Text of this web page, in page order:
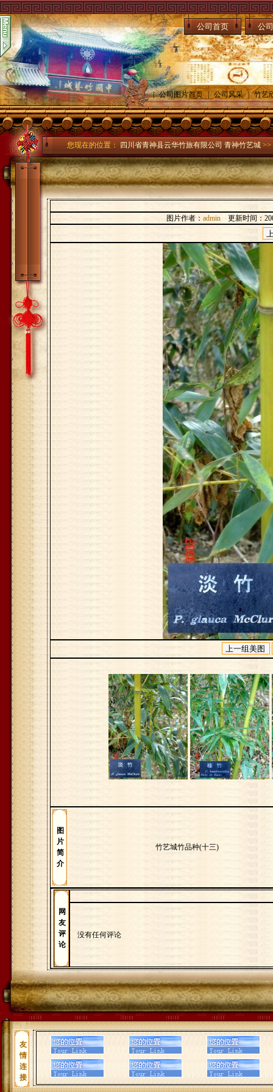
公司首页 公
| 公司图片首页 公司风采 竹艺
您现在的位置： 四川省青神县云华竹旅有限公司 青神竹艺城 >>
图片作者：admin 更新时间：
图
片
简
介
竹艺城竹品种(十三)
网
友
评
论
没有任何评论
友
情
连
接